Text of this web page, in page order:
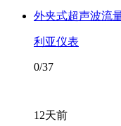
外夹式超声波流
利亚仪表
0/37
12天前